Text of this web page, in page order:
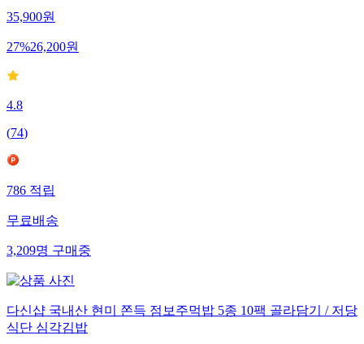
35,900원
27%26,200원
4.8
(74)
786적립
무료배송
3,209명구매중
다신샵 국내산 현미 쫀득 점보주먹밥 5종 10팩 골라담기 / 저당
식단 심각김밥